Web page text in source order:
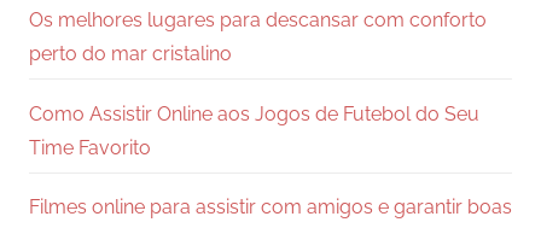
Os melhores lugares para descansar com conforto
perto do mar cristalino
Como Assistir Online aos Jogos de Futebol do Seu
Time Favorito
Filmes online para assistir com amigos e garantir boas